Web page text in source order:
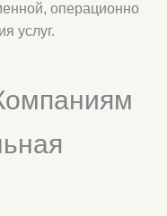
операционно
услуг.